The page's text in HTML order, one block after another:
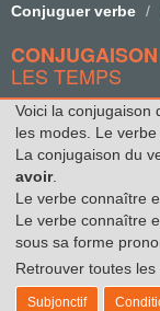
Conjuguer verbe
LES TEMPS
Voici la conjugaison
les modes. Le verbe
La conjugaison du
avoir.
Le verbe connaître
Le verbe connaître
sous sa forme
Retrouver toutes
Subjonctif